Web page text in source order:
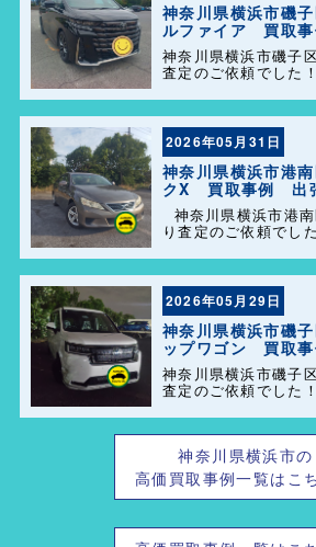
神奈川県横浜市磯
ルファイア 買取
ッピーカーズ港南
神奈川県横浜市磯子
査定のご依頼でした
様のお車を迅速かつ
だきました。 今後と
ます＼(^o^)／
2026年05月31日
神奈川県横浜市港
クX 買取事例 出
カーズ港南店！
神奈川県横浜市港
り査定のご依頼でし
い取らせて頂きあり
後とも弊社の事をよ
(^o^)／
2026年05月29日
神奈川県横浜市磯
ップワゴン 買取
ッピーカーズ港南
神奈川県横浜市磯子
査定のご依頼でした
で困った事があれば
さい(^o^)／
神奈川県横浜市の
高価買取事例一覧はこ